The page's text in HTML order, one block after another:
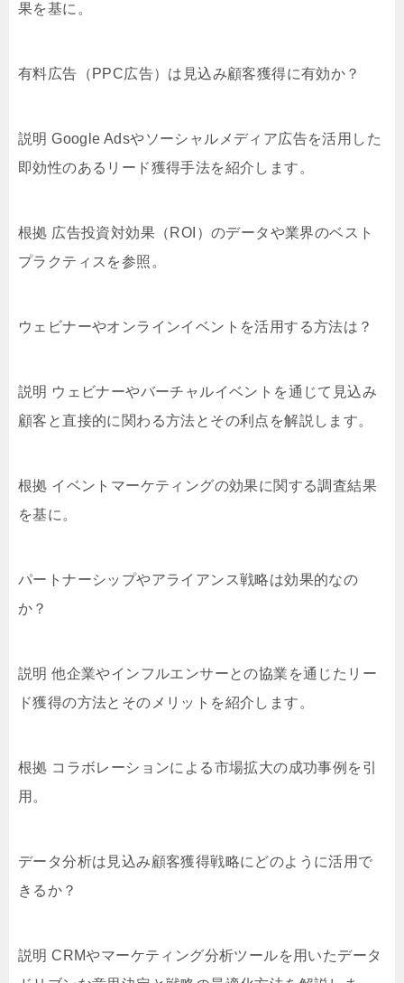
果を基に。
有料広告（PPC広告）は見込み顧客獲得に有効か？
説明 Google Adsやソーシャルメディア広告を活用した
即効性のあるリード獲得手法を紹介します。
根拠 広告投資対効果（ROI）のデータや業界のベスト
プラクティスを参照。
ウェビナーやオンラインイベントを活用する方法は？
説明 ウェビナーやバーチャルイベントを通じて見込み
顧客と直接的に関わる方法とその利点を解説します。
根拠 イベントマーケティングの効果に関する調査結果
を基に。
パートナーシップやアライアンス戦略は効果的なの
か？
説明 他企業やインフルエンサーとの協業を通じたリー
ド獲得の方法とそのメリットを紹介します。
根拠 コラボレーションによる市場拡大の成功事例を引
用。
データ分析は見込み顧客獲得戦略にどのように活用で
きるか？
説明 CRMやマーケティング分析ツールを用いたデータ